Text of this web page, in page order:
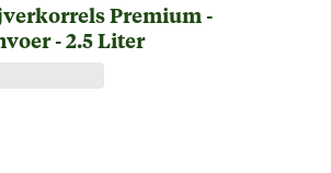
Premium -
- 2.5 Liter